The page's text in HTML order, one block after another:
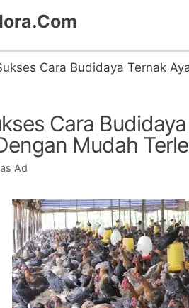
Cara Budidaya Ternak
Cara
Mudah
Ad